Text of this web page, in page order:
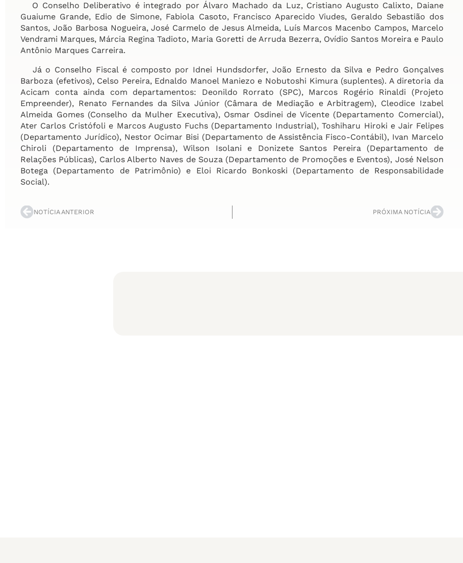
O Conselho Deliberativo é integrado por Álvaro Machado da Luz, Cristiano Augusto Calixto, Daiane
Guaiume Grande, Edio de Simone, Fabiola Casoto, Francisco Aparecido Viudes, Geraldo Sebastião dos
Santos, João Barbosa Nogueira, José Carmelo de Jesus Almeida, Luís Marcos Macenbo Campos, Marcelo
Vendrami Marques, Márcia Regina Tadioto, Maria Goretti de Arruda Bezerra, Ovídio Santos Moreira e Paulo
Antônio Marques Carreira.
Já o Conselho Fiscal é composto por Idnei Hundsdorfer, João Ernesto da Silva e Pedro Gonçalves
Barboza (efetivos), Celso Pereira, Ednaldo Manoel Maniezo e Nobutoshi Kimura (suplentes). A diretoria da
Acicam conta ainda com departamentos: Deonildo Rorrato (SPC), Marcos Rogério Rinaldi (Projeto
Empreender), Renato Fernandes da Silva Júnior (Câmara de Mediação e Arbitragem), Cleodice Izabel
Almeida Gomes (Conselho da Mulher Executiva), Osmar Osdinei de Vicente (Departamento Comercial),
Ater Carlos Cristófoli e Marcos Augusto Fuchs (Departamento Industrial), Toshiharu Hiroki e Jair Felipes
(Departamento Jurídico), Nestor Ocimar Bisi (Departamento de Assistência Fisco-Contábil), Ivan Marcelo
Chiroli (Departamento de Imprensa), Wilson Isolani e Donizete Santos Pereira (Departamento de
Relações Públicas), Carlos Alberto Naves de Souza (Departamento de Promoções e Eventos), José Nelson
Botega (Departamento de Patrimônio) e Eloi Ricardo Bonkoski (Departamento de Responsabilidade
Social).
NOTÍCIA ANTERIOR PRÓXIMA NOTÍCIA